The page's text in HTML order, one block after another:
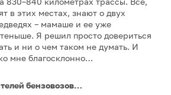
в этих местах, знают о двух
– мамаше и ее уже
Я решил просто довериться
и ни о чем таком не думать. И
мне благосклонно…
бензовозов…